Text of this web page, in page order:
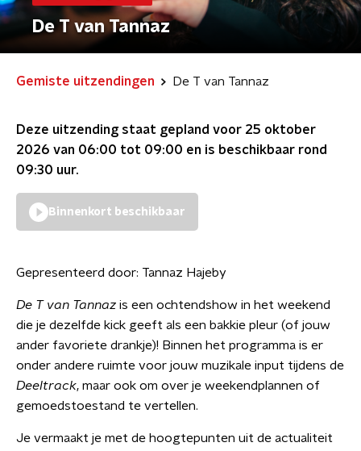
De T van Tannaz
Gemiste uitzendingen De T van Tannaz
Deze uitzending staat gepland voor 25 oktober
2026 van 06:00 tot 09:00 en is beschikbaar rond
09:30 uur.
Binnenkort beschikbaar
Gepresenteerd door: Tannaz Hajeby
De T van Tannaz is een ochtendshow in het weekend
die je dezelfde kick geeft als een bakkie pleur (of jouw
ander favoriete drankje)! Binnen het programma is er
onder andere ruimte voor jouw muzikale input tijdens de
Deeltrack, maar ook om over je weekendplannen of
gemoedstoestand te vertellen.
Je vermaakt je met de hoogtepunten uit de actualiteit